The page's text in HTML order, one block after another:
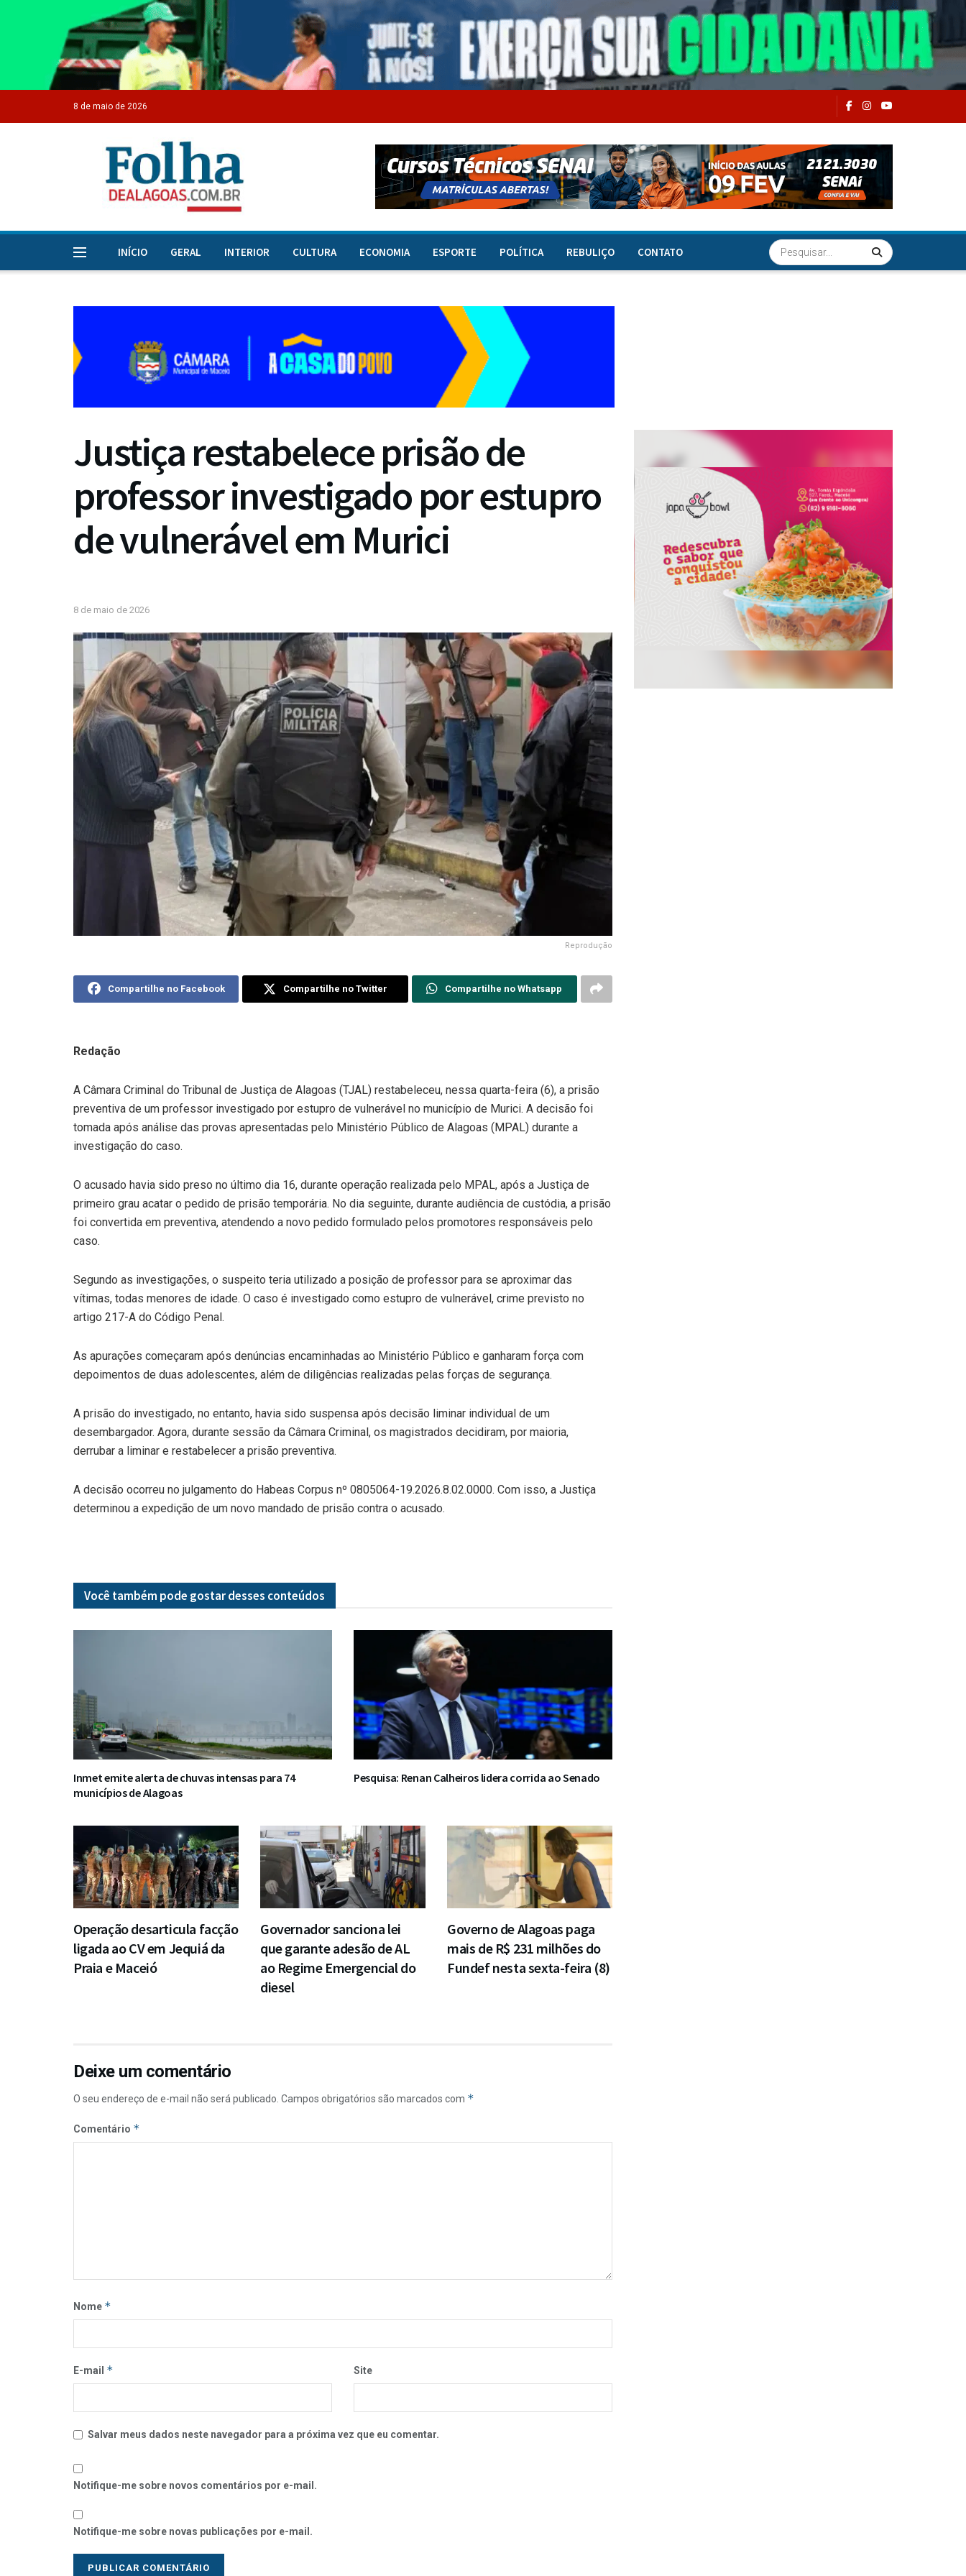
8 de maio de 2026
INÍCIO GERAL INTERIOR CULTURA ECONOMIA ESPORTE POLÍTICA REBULIÇO CONTATO
Justiça restabelece prisão de
professor investigado por estupro
de vulnerável em Murici
8 de maio de 2026
Reprodução
Compartilhe no Facebook Compartilhe no Twitter Compartilhe no Whatsapp
Redação
A Câmara Criminal do Tribunal de Justiça de Alagoas (TJAL) restabeleceu, nessa quarta-feira (6), a prisão
preventiva de um professor investigado por estupro de vulnerável no município de Murici. A decisão foi
tomada após análise das provas apresentadas pelo Ministério Público de Alagoas (MPAL) durante a
investigação do caso.
O acusado havia sido preso no último dia 16, durante operação realizada pelo MPAL, após a Justiça de
primeiro grau acatar o pedido de prisão temporária. No dia seguinte, durante audiência de custódia, a prisão
foi convertida em preventiva, atendendo a novo pedido formulado pelos promotores responsáveis pelo
caso.
Segundo as investigações, o suspeito teria utilizado a posição de professor para se aproximar das
vítimas, todas menores de idade. O caso é investigado como estupro de vulnerável, crime previsto no
artigo 217-A do Código Penal.
As apurações começaram após denúncias encaminhadas ao Ministério Público e ganharam força com
depoimentos de duas adolescentes, além de diligências realizadas pelas forças de segurança.
A prisão do investigado, no entanto, havia sido suspensa após decisão liminar individual de um
desembargador. Agora, durante sessão da Câmara Criminal, os magistrados decidiram, por maioria,
derrubar a liminar e restabelecer a prisão preventiva.
A decisão ocorreu no julgamento do Habeas Corpus nº 0805064-19.2026.8.02.0000. Com isso, a Justiça
determinou a expedição de um novo mandado de prisão contra o acusado.
Você também pode gostar desses conteúdos
Inmet emite alerta de chuvas intensas para 74
municípios de Alagoas
Pesquisa: Renan Calheiros lidera corrida ao Senado
Operação desarticula facção
ligada ao CV em Jequiá da
Praia e Maceió
Governador sanciona lei
que garante adesão de AL
ao Regime Emergencial do
diesel
Governo de Alagoas paga
mais de R$ 231 milhões do
Fundef nesta sexta-feira (8)
Deixe um comentário
O seu endereço de e-mail não será publicado. Campos obrigatórios são marcados com *
Comentário *
Nome *
E-mail * Site
Salvar meus dados neste navegador para a próxima vez que eu comentar.
Notifique-me sobre novos comentários por e-mail.
Notifique-me sobre novas publicações por e-mail.